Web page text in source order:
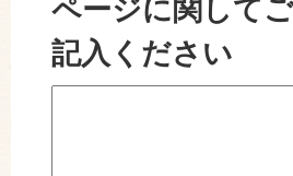
ページに関して
記入ください